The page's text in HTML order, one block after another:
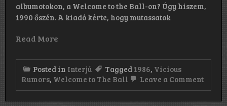
albumotokon, a Welcome to the Ball-on? Úgy hiszem,
1990 őszén. A kiadó kérte, hogy mutassatok
Read More
Posted in Interjú Tagged 1986, Vicious
Rumors, Welcome to The Ball Leave a Commenton